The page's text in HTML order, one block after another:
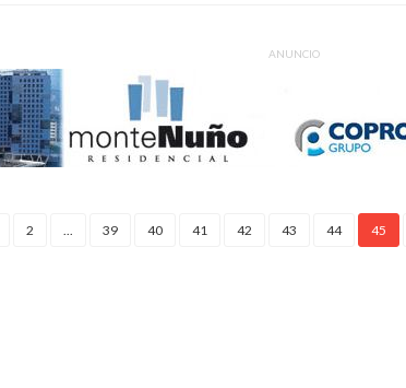
ANUNCIO
2 ... 39 40 41 42 43 44 45